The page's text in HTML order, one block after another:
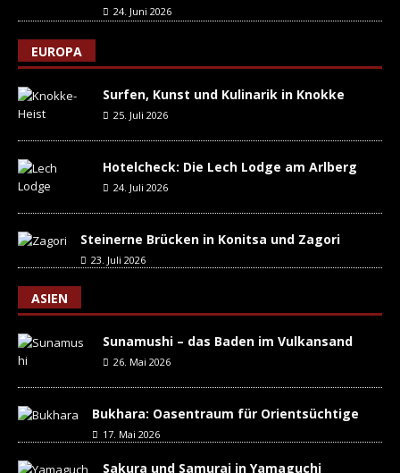
24. Juni 2026
EUROPA
Surfen, Kunst und Kulinarik in Knokke
25. Juli 2026
Hotelcheck: Die Lech Lodge am Arlberg
24. Juli 2026
Steinerne Brücken in Konitsa und Zagori
23. Juli 2026
ASIEN
Sunamushi – das Baden im Vulkansand
26. Mai 2026
Bukhara: Oasentraum für Orientsüchtige
17. Mai 2026
Sakura und Samurai in Yamaguchi